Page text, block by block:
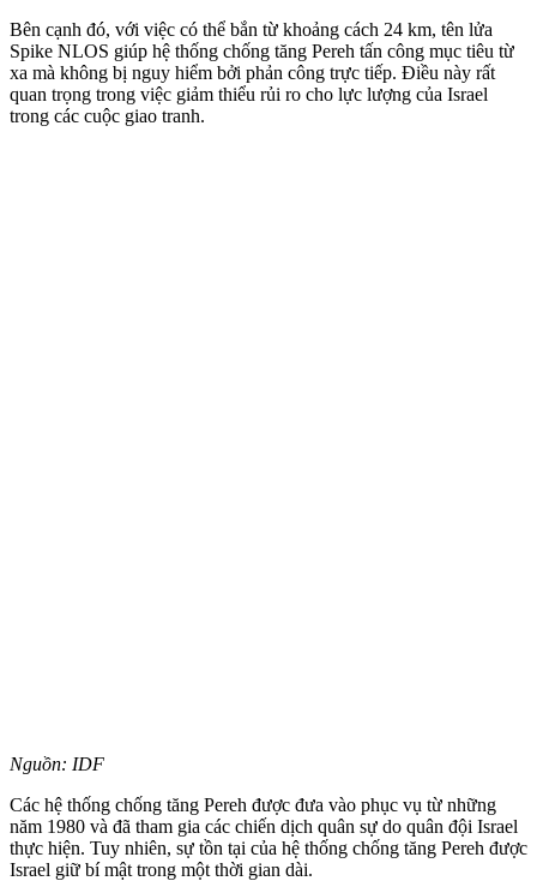
Bên cạnh đó, với việc có thể bắn từ khoảng cách 24 km, tên lửa
Spike NLOS giúp hệ thống chống tăng Pereh tấn công mục tiêu từ
xa mà không bị nguy hiểm bởi phản công trực tiếp. Điều này rất
quan trọng trong việc giảm thiểu rủi ro cho lực lượng của Israel
trong các cuộc giao tranh.
Nguồn: IDF
Các hệ thống chống tăng Pereh được đưa vào phục vụ từ những
năm 1980 và đã tham gia các chiến dịch quân sự do quân đội Israel
thực hiện. Tuy nhiên, sự tồn tại của hệ thống chống tăng Pereh được
Israel giữ bí mật trong một thời gian dài.